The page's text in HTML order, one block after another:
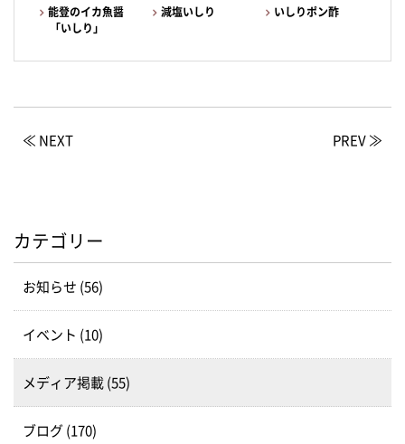
能登のイカ魚醤
「いしり」
減塩いしり いしりポン酢
≪ NEXT PREV ≫
カテゴリー
お知らせ (56)
イベント (10)
メディア掲載 (55)
ブログ (170)